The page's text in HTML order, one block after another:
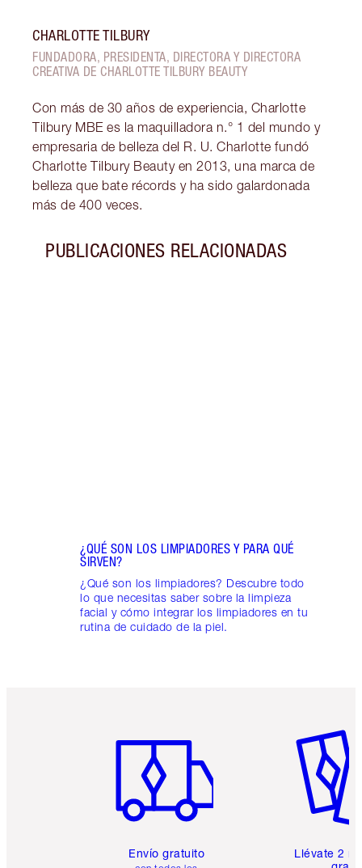
CHARLOTTE TILBURY
FUNDADORA, PRESIDENTA, DIRECTORA Y DIRECTORA
CREATIVA DE CHARLOTTE TILBURY BEAUTY
Con más de 30 años de experiencia, Charlotte
Tilbury MBE es la maquilladora n.° 1 del mundo y
empresaria de belleza del R. U. Charlotte fundó
Charlotte Tilbury Beauty en 2013, una marca de
belleza que bate récords y ha sido galardonada
más de 400 veces.
PUBLICACIONES RELACIONADAS
¿QUÉ SON LOS LIMPIADORES Y PARA QUÉ
SIRVEN?
¿Qué son los limpiadores? Descubre todo
lo que necesitas saber sobre la limpieza
facial y cómo integrar los limpiadores en tu
rutina de cuidado de la piel.
Envío gratuito
Llévate 2